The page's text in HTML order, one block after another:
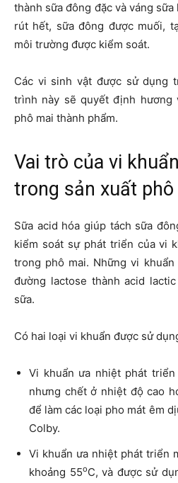
thành sữa đông đặc và váng
rút hết, sữa đông được muối,
môi trường được kiểm soát.
Các vi sinh vật được sử dụng
trình này sẽ quyết định hương
phô mai thành phẩm.
Vai trò của vi
trong sản xuất phô
Sữa acid hóa giúp tách sữa
kiểm soát sự phát triển của vi
trong phô mai. Những vi
đường lactose thành acid
sữa.
Có hai loại vi khuẩn được sử
Vi khuẩn ưa nhiệt phát
nhưng chết ở nhiệt độ cao
để làm các loại pho mát êm
Colby.
Vi khuẩn ưa nhiệt phát triển
khoảng 55oC, và được sử